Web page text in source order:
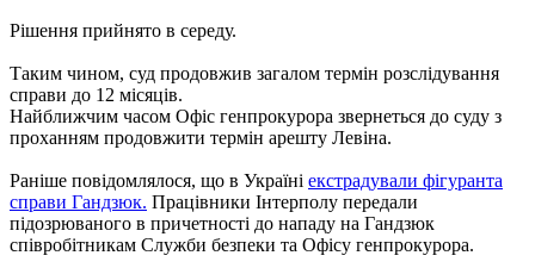
Рішення прийнято в середу.
Таким чином, суд продовжив загалом термін розслідування
справи до 12 місяців.
Найближчим часом Офіс генпрокурора звернеться до суду з
проханням продовжити термін арешту Левіна.
Раніше повідомлялося, що в Україні екстрадували фігуранта
справи Гандзюк. Працівники Інтерполу передали
підозрюваного в причетності до нападу на Гандзюк
співробітникам Служби безпеки та Офісу генпрокурора.